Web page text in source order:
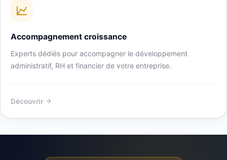
Accompagnement croissance
Experts dédiés pour accompagner le développement
administratif, RH et financier de votre entreprise.
Découvrir